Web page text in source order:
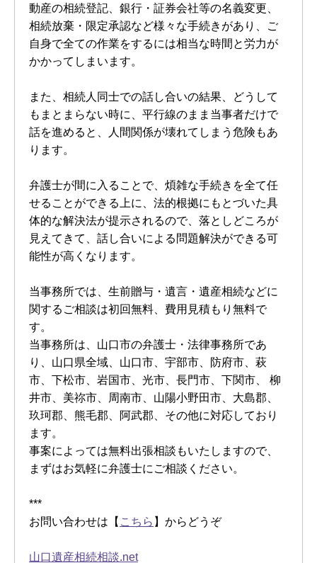
動産の相続登記、銀行・証券会社等の名義変更、
相続放棄・限定承認など様々な手続きがあり、ご
自身で全ての作業をするには相当な時間と労力が
かかってしまいます。
また、相続人同士での話し合いの結果、どうして
もまとまらない時に、平行線のまま当事者だけで
話を進めると、人間関係が壊れてしまう危険もあ
ります。
弁護士が間に入ることで、煩雑な手続きを全て任
せることができる上に、法的根拠にもとづいた具
体的な解決法が提示されるので、落としどころが
見えてきて、話し合いによる問題解決ができる可
能性が高くなります。
当事務所では、生前贈与・遺言・遺産相続などに
関するご相談は初回無料、費用見積もり無料で
す。
当事務所は、山口市の弁護士・法律事務所であ
り、山口県全域、山口市、宇部市、防府市、萩
市、下松市、岩国市、光市、長門市、下関市、 柳
井市、美祢市、周南市、山陽小野田市、大島郡、
玖珂郡、熊毛郡、阿武郡、その他に対応しており
ます。
事案によっては無料出張相談もいたしますので、
まずはお気軽に弁護士にご相談ください。
***
お問い合わせは【 こちら 】からどうぞ
山口遺産相続相談.net